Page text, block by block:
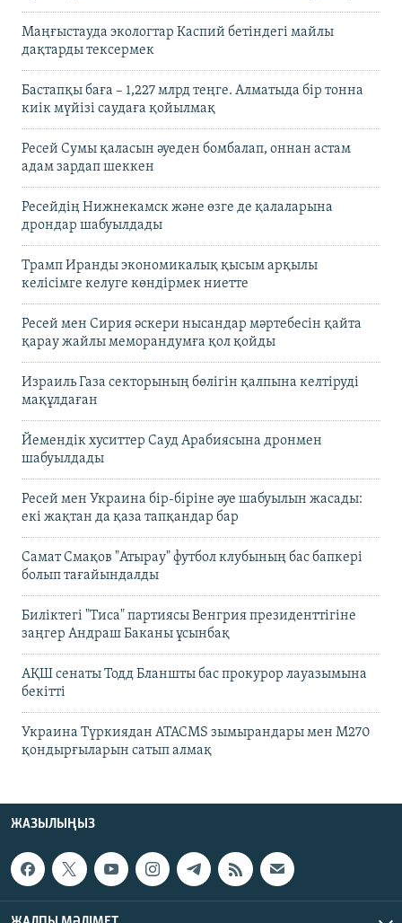
Маңғыстауда экологтар Каспий бетіндегі майлы
дақтарды тексермек
Бастапқы баға – 1,227 млрд теңге. Алматыда бір тонна
киік мүйізі саудаға қойылмақ
Ресей Сумы қаласын әуеден бомбалап, оннан астам
адам зардап шеккен
Ресейдің Нижнекамск және өзге де қалаларына
дрондар шабуылдады
Трамп Иранды экономикалық қысым арқылы
келісімге келуге көндірмек ниетте
Ресей мен Сирия әскери нысандар мәртебесін қайта
қарау жайлы меморандумға қол қойды
Израиль Газа секторының бөлігін қалпына келтіруді
мақұлдаған
Йемендік хуситтер Сауд Арабиясына дронмен
шабуылдады
Ресей мен Украина бір-біріне әуе шабуылын жасады:
екі жақтан да қаза тапқандар бар
Самат Смақов "Атырау" футбол клубының бас бапкері
болып тағайындалды
Биліктегі "Тиса" партиясы Венгрия президенттігіне
заңгер Андраш Баканы ұсынбақ
АҚШ сенаты Тодд Бланшты бас прокурор лауазымына
бекітті
Украина Түркиядан ATACMS зымырандары мен M270
қондырғыларын сатып алмақ
ЖАЗЫЛЫҢЫЗ